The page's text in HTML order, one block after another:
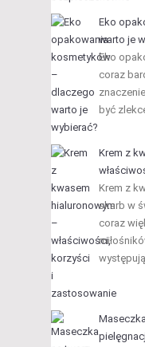
Eko
warto je
Eko
coraz
być
Krem z
Krem z
skarb w
coraz